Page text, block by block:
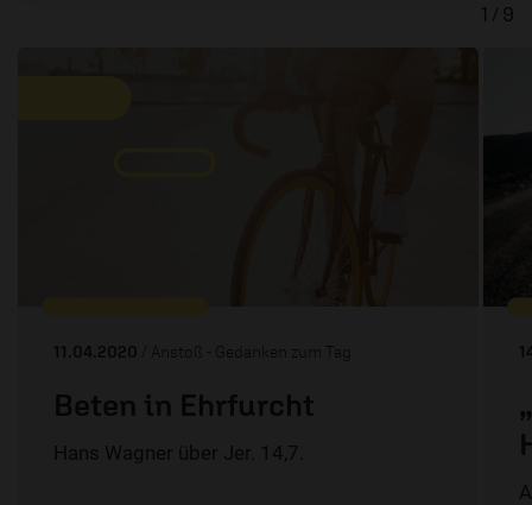
11.04.2020 / Anstoß - Gedanken zum Tag
Beten in Ehrfurcht
Hans Wagner über Jer. 14,7.
1 / 9